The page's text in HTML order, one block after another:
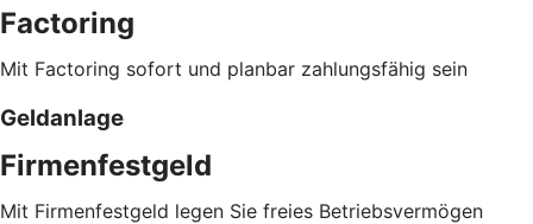
Factoring
Mit Factoring sofort und planbar zahlungsfähig sein
Geldanlage
Firmenfestgeld
Mit Firmenfestgeld legen Sie freies Betriebsvermögen